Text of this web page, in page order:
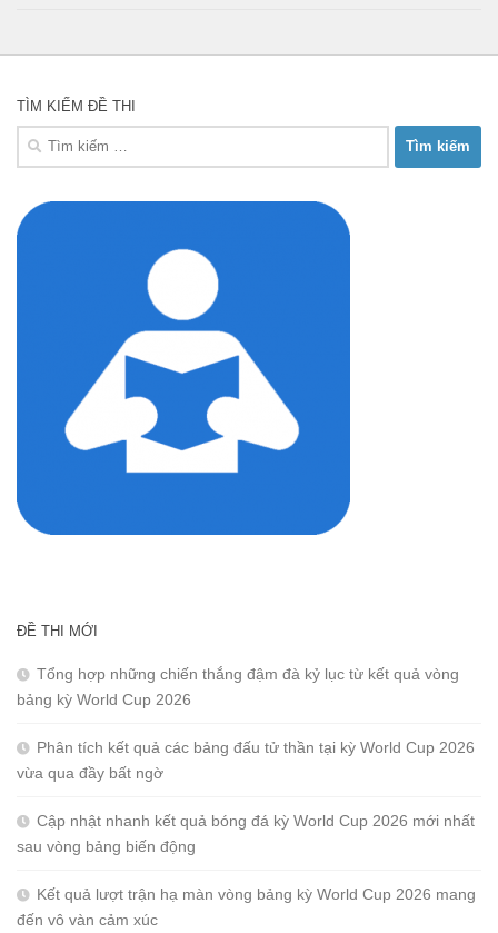
TÌM KIẾM ĐỀ THI
Tìm
ĐỀ THI MỚI
Tổng hợp những chiến thắng đậm đà kỷ lục từ kết quả vòng
bảng kỳ World Cup 2026
Phân tích kết quả các bảng đấu tử thần tại kỳ World Cup 2026
vừa qua đầy bất ngờ
Cập nhật nhanh kết quả bóng đá kỳ World Cup 2026 mới nhất
sau vòng bảng biến động
Kết quả lượt trận hạ màn vòng bảng kỳ World Cup 2026 mang
đến vô vàn cảm xúc